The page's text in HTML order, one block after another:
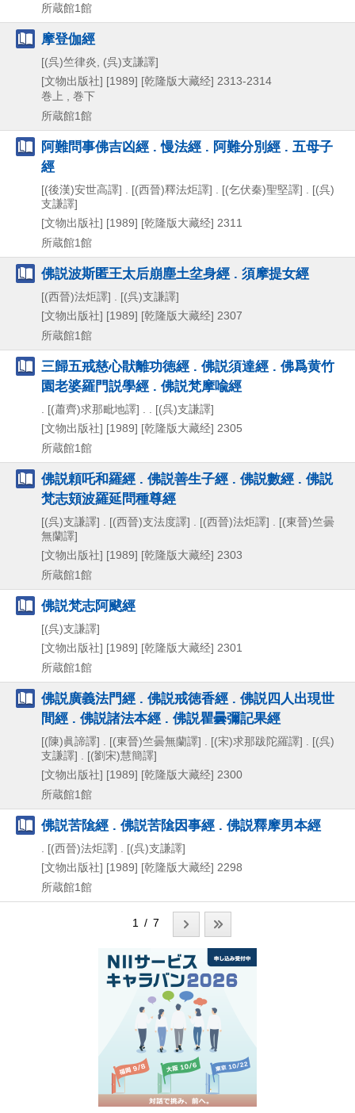
所蔵館1館
摩登伽經
[(呉)竺律炎, (呉)支謙譯]
[文物出版社] [1989] [乾隆版大藏经] 2313-2314
巻上 , 巻下
所蔵館1館
阿難問事佛吉凶經 . 慢法經 . 阿難分別經 . 五母子
經
[(後漢)安世高譯] . [(西晉)釋法炬譯] . [(乞伏秦)聖堅譯] . [(呉)
支謙譯]
[文物出版社] [1989] [乾隆版大藏经] 2311
所蔵館1館
佛説波斯匿王太后崩塵土坌身經 . 須摩提女經
[(西晉)法炬譯] . [(呉)支謙譯]
[文物出版社] [1989] [乾隆版大藏经] 2307
所蔵館1館
三歸五戒慈心猒離功徳經 . 佛説須達經 . 佛爲黄竹
園老婆羅門説學經 . 佛説梵摩喩經
. [(蕭齊)求那毗地譯] . . [(呉)支謙譯]
[文物出版社] [1989] [乾隆版大藏经] 2305
所蔵館1館
佛説頼吒和羅經 . 佛説善生子經 . 佛説數經 . 佛説
梵志頞波羅延問種尊經
[(呉)支謙譯] . [(西晉)支法度譯] . [(西晉)法炬譯] . [(東晉)竺曇
無蘭譯]
[文物出版社] [1989] [乾隆版大藏经] 2303
所蔵館1館
佛説梵志阿颰經
[(呉)支謙譯]
[文物出版社] [1989] [乾隆版大藏经] 2301
所蔵館1館
佛説廣義法門經 . 佛説戒徳香經 . 佛説四人出現世
間經 . 佛説諸法本經 . 佛説瞿曇彌記果經
[(陳)眞諦譯] . [(東晉)竺曇無蘭譯] . [(宋)求那跋陀羅譯] . [(呉)
支謙譯] . [(劉宋)慧簡譯]
[文物出版社] [1989] [乾隆版大藏经] 2300
所蔵館1館
佛説苦隂經 . 佛説苦隂因事經 . 佛説釋摩男本經
. [(西晉)法炬譯] . [(呉)支謙譯]
[文物出版社] [1989] [乾隆版大藏经] 2298
所蔵館1館
1 / 7